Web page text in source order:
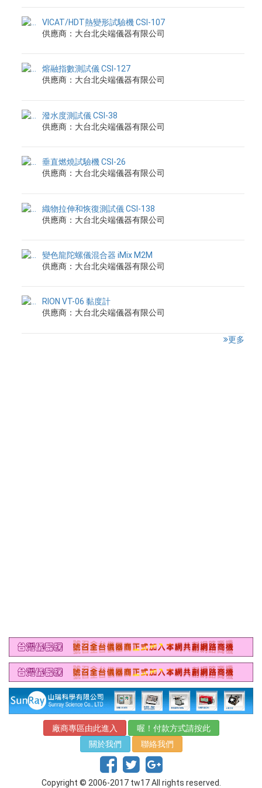
VICAT/HDT熱變形試驗機 CSI-107
供應商：大台北尖端儀器有限公司
熔融指數測試儀 CSI-127
供應商：大台北尖端儀器有限公司
潑水度測試儀 CSI-38
供應商：大台北尖端儀器有限公司
垂直燃燒試驗機 CSI-26
供應商：大台北尖端儀器有限公司
織物拉伸和恢復測試儀 CSI-138
供應商：大台北尖端儀器有限公司
變色龍陀螺儀混合器 iMix M2M
供應商：大台北尖端儀器有限公司
RION VT-06 黏度計
供應商：大台北尖端儀器有限公司
更多
廠商專區由此進入
喔！付款方式請按此
關於我們
聯絡我們
Copyright © 2006-2017 tw17 All rights reserved.